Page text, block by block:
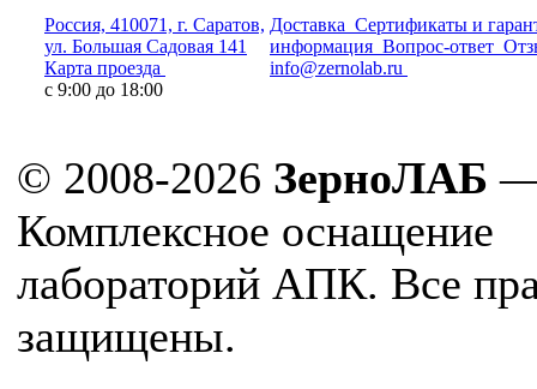
Россия, 410071, г. Саратов,
ул. Большая Садовая 141
Карта проезда
с 9:00 до 18:00
Доставка Сертификаты и
информация Вопрос-ответ
info@zernolab.ru
© 2008-2026 ЗерноЛАБ
Комплексное оснащение
лабораторий АПК. Все
защищены.